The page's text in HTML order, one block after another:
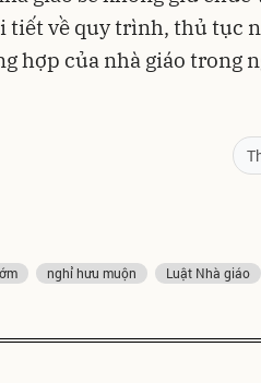
tiết về quy trình, thủ tục
hợp của nhà giáo trong
nghỉ hưu muộn Luật Nhà giáo